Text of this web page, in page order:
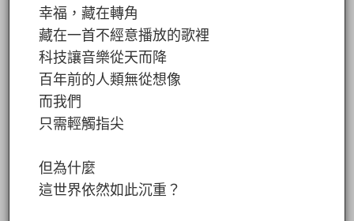
幸福，藏在轉角
藏在一首不經意播放的歌裡
科技讓音樂從天而降
百年前的人類無從想像
而我們
只需輕觸指尖
但為什麼
這世界依然如此沉重？